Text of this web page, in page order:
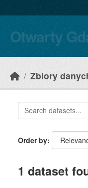
Otwarty
Zbiory
Order by
1 dataset